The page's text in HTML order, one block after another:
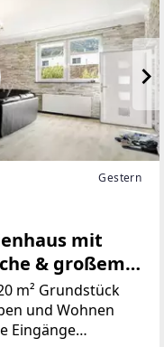
Gestern
mit
& großem
m² Grundstück
und Wohnen
Eingänge